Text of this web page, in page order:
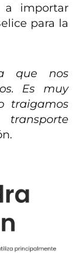
a importar
para la
que nos
Es muy
traigamos